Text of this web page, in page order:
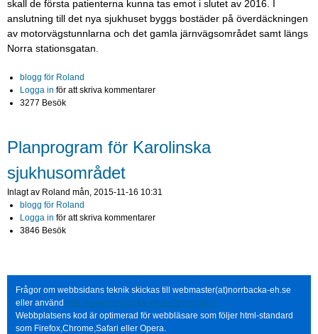
skall de första patienterna kunna tas emot i slutet av 2016. I
anslutning till det nya sjukhuset byggs bostäder på överdäckningen
av motorvägstunnlarna och det gamla järnvägsområdet samt längs
Norra stationsgatan.
blogg för Roland
Logga in för att skriva kommentarer
3277 Besök
Planprogram för Karolinska
sjukhusområdet
Inlagt av Roland mån, 2015-11-16 10:31
blogg för Roland
Logga in för att skriva kommentarer
3846 Besök
Frågor om webbsidans teknik skickas till webmaster(at)norrbacka-eh.se
eller använd http://www.norrbacka-eh.se/?q=contact
Webbplatsens kod är optimerad för webbläsare som följer html-standard
som Firefox,Chrome,Safari eller Opera.